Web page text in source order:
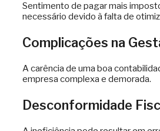
Sentimento de pagar mais
necessário devido à falta de
Complicações na
A carência de uma boa
empresa complexa e demorada.
Desconformidade